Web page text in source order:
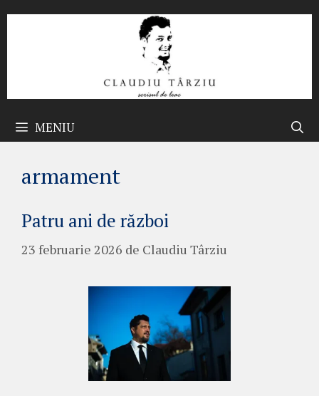
MENIU
armament
Patru ani de război
23 februarie 2026 de Claudiu Târziu